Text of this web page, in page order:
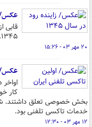
عکس/
قابی
۱۳۴۵.
۲۰ مهر ۰۳ - ۱۵:۲۶
عکس/
کار
بخش خصوصی تعلق داشتند.
خدمات تاکسی تلفنی بود.
۱۲ مهر ۰۳ - ۱۲:۳۰